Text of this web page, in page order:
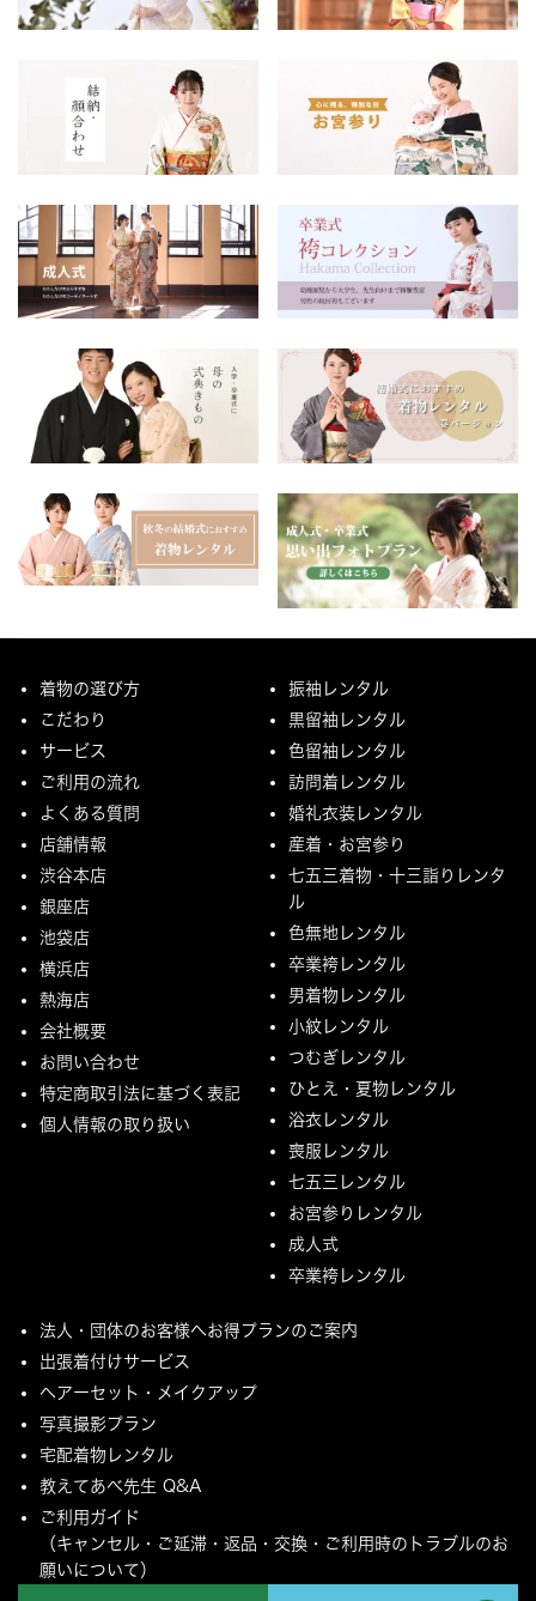
着物の選び方
こだわり
サービス
ご利用の流れ
よくある質問
店舗情報
渋谷本店
銀座店
池袋店
横浜店
熱海店
会社概要
お問い合わせ
特定商取引法に基づく表記
個人情報の取り扱い
振袖レンタル
黒留袖レンタル
色留袖レンタル
訪問着レンタル
婚礼衣装レンタル
産着・お宮参り
七五三着物・十三詣りレンタ
ル
色無地レンタル
卒業袴レンタル
男着物レンタル
小紋レンタル
つむぎレンタル
ひとえ・夏物レンタル
浴衣レンタル
喪服レンタル
七五三レンタル
お宮参りレンタル
成人式
卒業袴レンタル
法人・団体のお客様へお得プランのご案内
出張着付けサービス
ヘアーセット・メイクアップ
写真撮影プラン
宅配着物レンタル
教えてあべ先生 Q&A
ご利用ガイド
（キャンセル・ご延滞・返品・交換・ご利用時のトラブルのお
願いについて）